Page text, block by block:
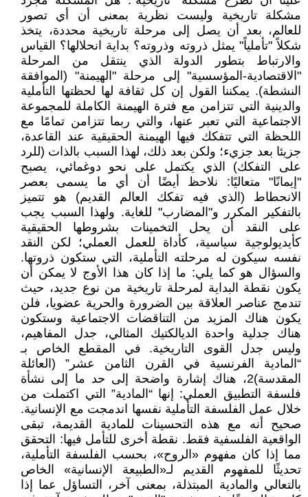
مشكلة تاريخية وليست نظرية بمعنى أن أي تصور
للعالم، بعد أن يصل إلى مرحلة تاريخية محددة، يتخذ
شكلاً "تأملياً" يمثل ذروته وذروته؟ بداية انحلالها؟ القياس
والارتباط بتطور الدولة الذي ينتقل من المرحلة
"الاقتصادية-المؤسسية" إلى مرحلة "الهيمنة" (الموافقة
النشطة). يمكننا القول إن كل ثقافة لها لحظتها التأملية
والدينية التي تتزامن مع فترة الهيمنة الكاملة للمجموعة
الاجتماعية التي تعبر عنها، والتي ربما تتزامن تمامًا مع
اللحظة التي تتفكك فيها الهيمنة الحقيقية عند القاعدة،
جزيئا بعد جزيء؛ ولكن بعد ذلك، لهذا السبب بالذات (للرد
على التفكك) الذي يكتمل على نحو دوغمائي، يصبح
"إيمانًا" متعاليًا: نلاحظ أيضًا أن أي ما يسمى بعصر
الانحطاط (الذي فيه تفكك العالم القديم) هو تتميز
بالتفكير المكرر و"المضارب" للغاية. ولهذا السبب يجب
على النقد أن يحل التخمينات بشروطها الحقيقية
كأيديولوجية سياسية، كأداة للعمل العملي؛ لكن النقد
نفسه سيكون له مرحلته التأملية، التي ستكون ذروتها.
والسؤال هو كما يلي: ما إذا كان هذا الأوج لا يمكن أن
يكون نقطة البداية لمرحلة تاريخية من نوع جديد، حيث
تندمج عناصر العلاقة بين الضرورة والحرية عضويا، فلن
يكون هناك المزيد من التناقضات الاجتماعية وستكون
هناك جدلية واحدة الديالكتيك المثالي، جدل المفاهيم،
وليس جدل القوى التاريخية. في المقطع الخاص بـ
“المادية الفرنسية في القرن الثامن عشر” (العائلة
المقدسة)2، هناك إشارة واضحة إلى حد ما إلى نشأة
فلسفة التطبيق العملي: إنها “المادية” التي اكتملت من
خلال عمل الفلسفة التأملية نفسها اندمجت مع الإنسانية.
صحيح أنه مع هذه التحسينات للمادية القديمة، تبقى
الواقعية الفلسفية فقط. نقطة أخرى للتأمل فيها: التحقق
مما إذا كان مفهوم «الروح»، بحسب الفلسفة التأملية،
تحديثًا للمفهوم القديم لـ«الطبيعة الإنسانية» الخاص
بالتعالي والمادية المبتذلة، بمعنى آخر، التساؤل عما إذا